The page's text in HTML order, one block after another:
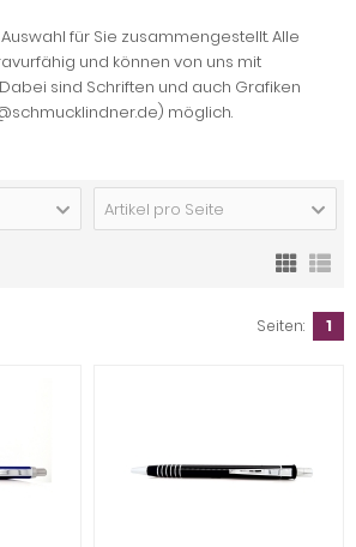
für Sie zusammengestellt. Alle
und können von uns mit
sind Schriften und auch Grafiken
möglich.
Artikel pro Seite
Seiten: 1